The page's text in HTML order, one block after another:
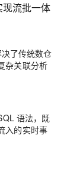
流批一体
了传统数仓
杂关联分析
语法，既
入的实时事